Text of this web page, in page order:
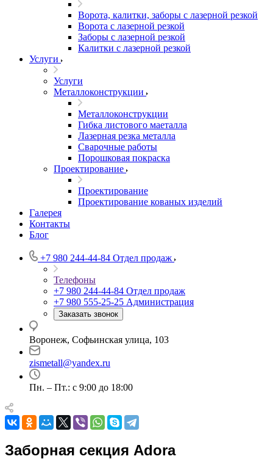
Ворота, калитки, заборы с лазерной резкой
Ворота с лазерной резкой
Заборы с лазерной резкой
Калитки с лазерной резкой
Услуги
Услуги
Металлоконструкции
Металлоконструкции
Гибка листового маеталла
Лазерная резка металла
Сварочные работы
Порошковая покраска
Проектирование
Проектирование
Проектирование кованых изделий
Галерея
Контакты
Блог
+7 980 244-44-84 Отдел продаж
Телефоны
+7 980 244-44-84 Отдел продаж
+7 980 555-25-25 Администрация
Заказать звонок
Воронеж, Софьинская улица, 103
zismetall@yandex.ru
Пн. – Пт.: с 9:00 до 18:00
Заборная секция Adora